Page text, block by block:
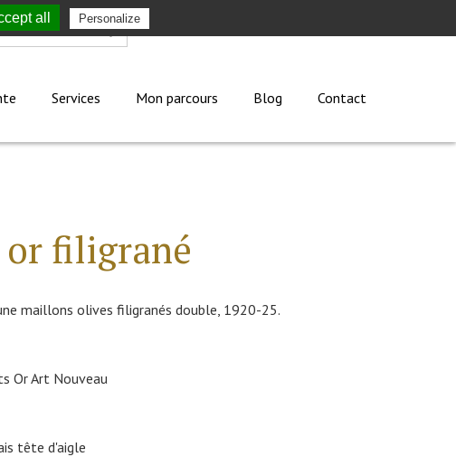
Services Mon parcours Blog Contact
filigrané
maillons olives filigranés double, 1920-25.
Or Art Nouveau
tête d'aigle
all Personalize